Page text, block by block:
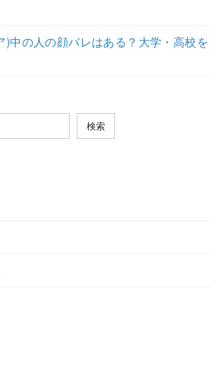
)中の人の顔バレはある？大学・高校を
検索